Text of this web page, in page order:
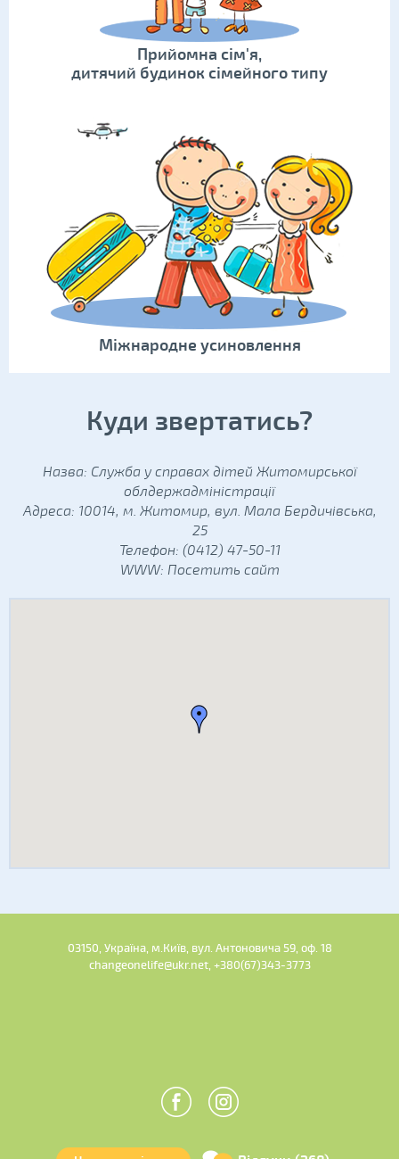
Прийомна сім'я,
дитячий будинок сімейного типу
Міжнародне усиновлення
Куди звертатись?
Назва: Служба у справах дітей Житомирської
облдержадміністрації
Адреса: 10014, м. Житомир, вул. Мала Бердичівська,
25
Телефон: (0412) 47-50-11
WWW: Посетить сайт
03150, Україна, м.Київ, вул. Антоновича 59, оф. 18
changeonelife@ukr.net, +380(67)343-3773